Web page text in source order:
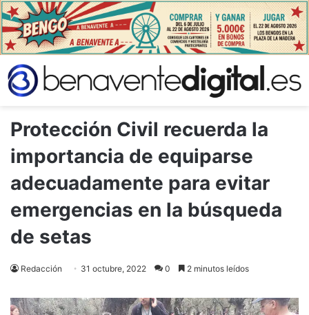
Protección Civil recuerda la
importancia de equiparse
adecuadamente para evitar
emergencias en la búsqueda
de setas
Redacción 31 octubre, 2022 0 2 minutos leídos